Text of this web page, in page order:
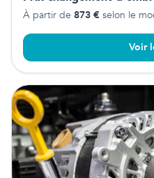
À partir de 873 € selon le
Voir